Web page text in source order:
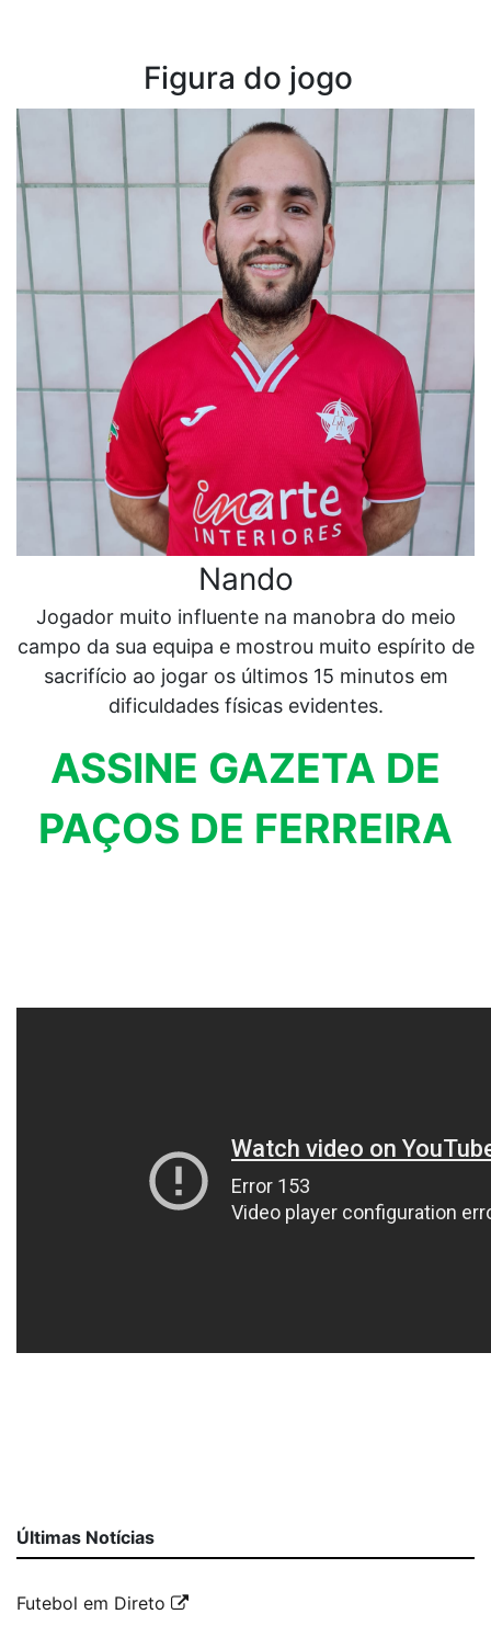
Figura do jogo
Nando
Jogador muito influente na manobra do meio
campo da sua equipa e mostrou muito espírito de
sacrifício ao jogar os últimos 15 minutos em
dificuldades físicas evidentes.
ASSINE GAZETA DE
PAÇOS DE FERREIRA
Últimas Notícias
Futebol em Direto